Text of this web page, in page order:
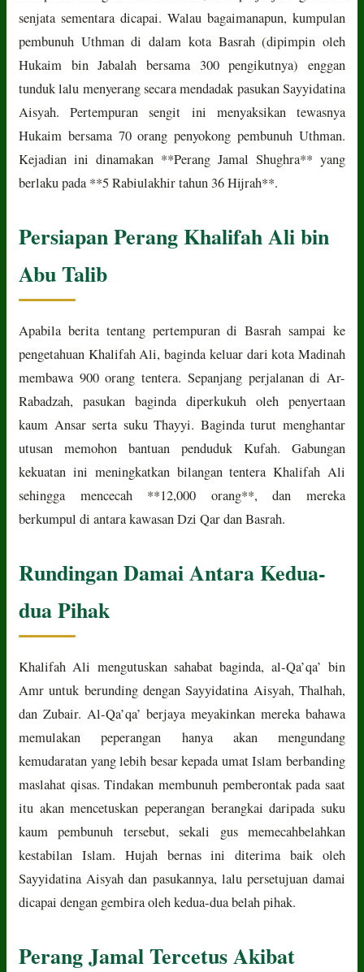
senjata sementara dicapai. Walau bagaimanapun, kumpulan
pembunuh Uthman di dalam kota Basrah (dipimpin oleh
Hukaim bin Jabalah bersama 300 pengikutnya) enggan
tunduk lalu menyerang secara mendadak pasukan Sayyidatina
Aisyah. Pertempuran sengit ini menyaksikan tewasnya
Hukaim bersama 70 orang penyokong pembunuh Uthman.
Kejadian ini dinamakan **Perang Jamal Shughra** yang
berlaku pada **5 Rabiulakhir tahun 36 Hijrah**.
Persiapan Perang Khalifah Ali bin
Abu Talib
Apabila berita tentang pertempuran di Basrah sampai ke
pengetahuan Khalifah Ali, baginda keluar dari kota Madinah
membawa 900 orang tentera. Sepanjang perjalanan di Ar-
Rabadzah, pasukan baginda diperkukuh oleh penyertaan
kaum Ansar serta suku Thayyi. Baginda turut menghantar
utusan memohon bantuan penduduk Kufah. Gabungan
kekuatan ini meningkatkan bilangan tentera Khalifah Ali
sehingga mencecah **12,000 orang**, dan mereka
berkumpul di antara kawasan Dzi Qar dan Basrah.
Rundingan Damai Antara Kedua-
dua Pihak
Khalifah Ali mengutuskan sahabat baginda, al-Qa’qa’ bin
Amr untuk berunding dengan Sayyidatina Aisyah, Thalhah,
dan Zubair. Al-Qa’qa’ berjaya meyakinkan mereka bahawa
memulakan peperangan hanya akan mengundang
kemudaratan yang lebih besar kepada umat Islam berbanding
maslahat qisas. Tindakan membunuh pemberontak pada saat
itu akan mencetuskan peperangan berangkai daripada suku
kaum pembunuh tersebut, sekali gus memecahbelahkan
kestabilan Islam. Hujah bernas ini diterima baik oleh
Sayyidatina Aisyah dan pasukannya, lalu persetujuan damai
dicapai dengan gembira oleh kedua-dua belah pihak.
Perang Jamal Tercetus Akibat